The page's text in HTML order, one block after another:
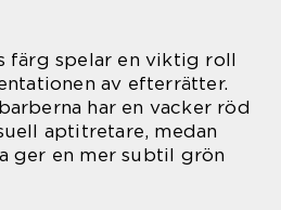
färg spelar en viktig roll
av efterrätter.
har en vacker röd
aptitretare, medan
ger en mer subtil grön